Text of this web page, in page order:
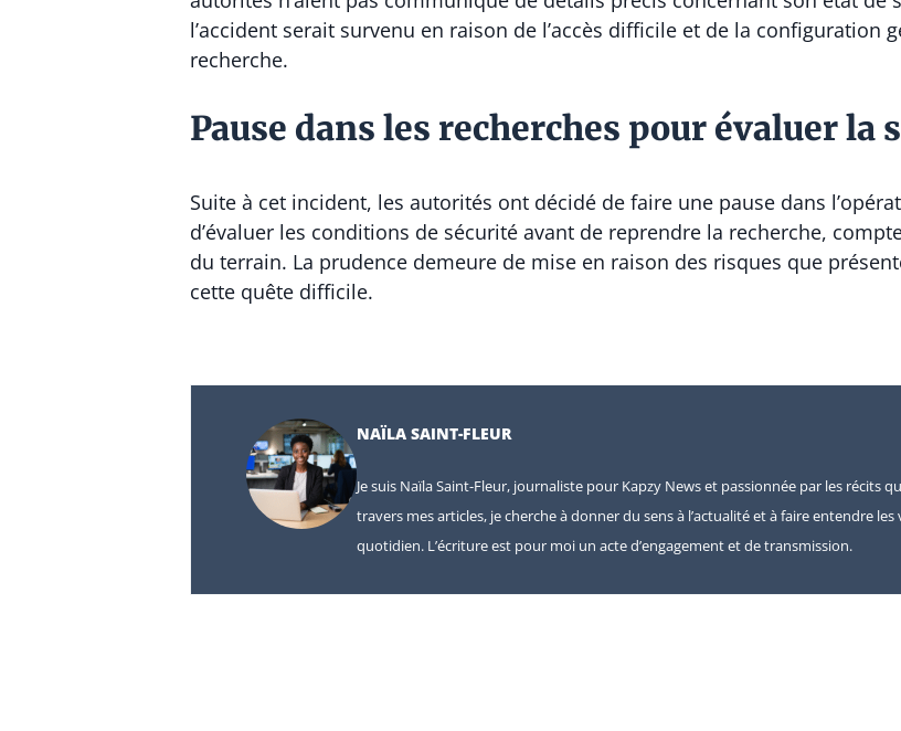
l’accident serait survenu en raison de l’accès difficile et de la configuration
recherche.
Pause dans les recherches pour évaluer la
Suite à cet incident, les autorités ont décidé de faire une pause dans
d’évaluer les conditions de sécurité avant de reprendre la recherche,
du terrain. La prudence demeure de mise en raison des risques que
cette quête difficile.
NAÏLA SAINT-FLEUR
Je suis Naïla Saint-Fleur, journaliste pour Kapzy News et passionnée par les récits
travers mes articles, je cherche à donner du sens à l’actualité et à faire entendre
quotidien. L’écriture est pour moi un acte d’engagement et de transmission.